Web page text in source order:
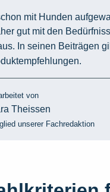
mit Hunden
gut mit den
In seinen Beiträgen
von
Theissen
unserer Fachredaktion